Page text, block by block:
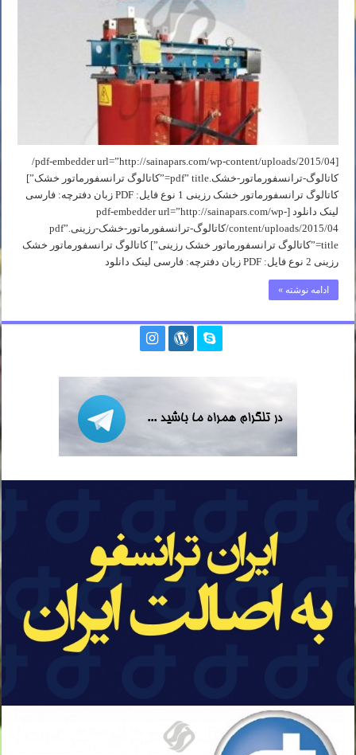
[pdf-embedder url=”http://sainapars.com/wp-content/uploads/2015/04/
کاتالوگ-ترانسفورماتور-خشک.pdf” title=”کاتالوگ ترانسفورماتور خشک”]
کاتالوگ ترانسفورماتور خشک رزينی 1 نوع فایل: PDF زبان دفترچه: فارسی
لینک دانلود [pdf-embedder url=”http://sainapars.com/wp-
content/uploads/2015/04/کاتالوگ-ترانسفورماتور-خشک-رزينی.pdf”
title=”کاتالوگ ترانسفورماتور خشک رزينی”] کاتالوگ ترانسفورماتور خشک
رزينی 2 نوع فایل: PDF زبان دفترچه: فارسی لینک دانلود
ادامه نوشته »